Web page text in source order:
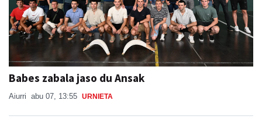
Babes zabala jaso du Ansak
Aiurri abu 07, 13:55 URNIETA